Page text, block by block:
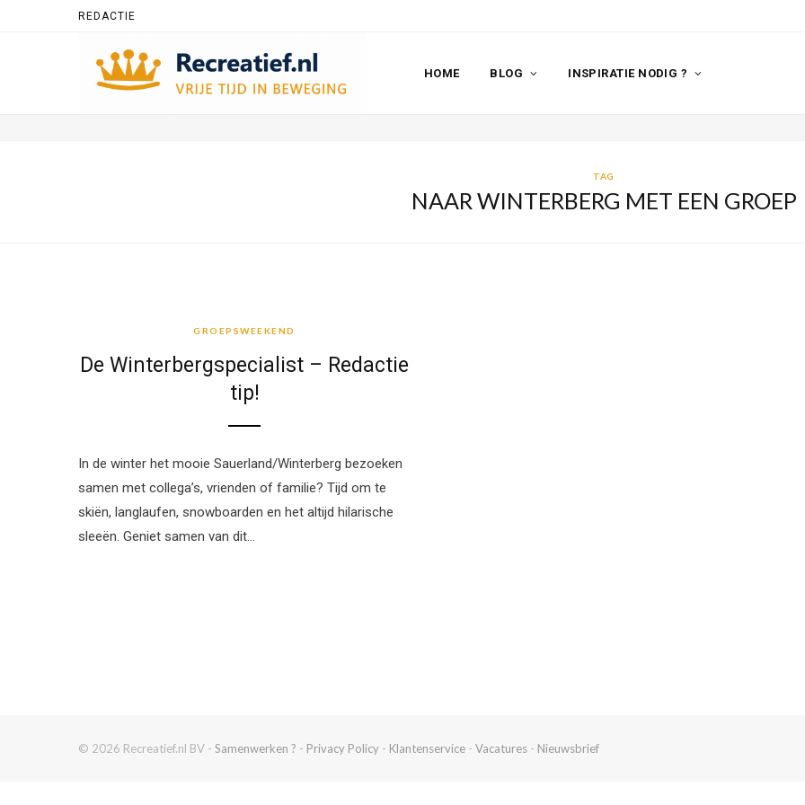
REDACTIE
HOME BLOG INSPIRATIE NODIG ?
TAG
NAAR WINTERBERG MET EEN GROEP
GROEPSWEEKEND
De Winterbergspecialist – Redactie
tip!
In de winter het mooie Sauerland/Winterberg bezoeken
samen met collega’s, vrienden of familie? Tijd om te
skiën, langlaufen, snowboarden en het altijd hilarische
sleeën. Geniet samen van dit…
© 2026 Recreatief.nl BV - Samenwerken ? - Privacy Policy - Klantenservice - Vacatures - Nieuwsbrief